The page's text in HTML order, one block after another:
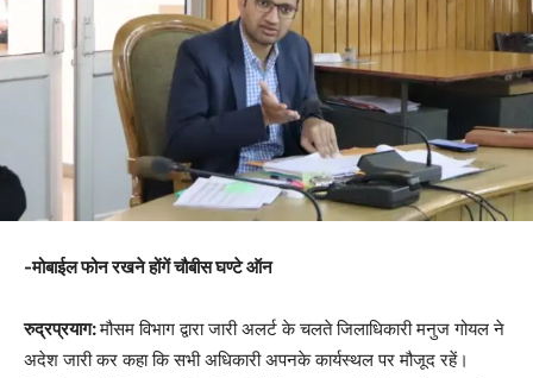
-मोबाईल फोन रखने होंगें चौबीस घण्टे ऑन
रुद्रप्रयाग:मौसम विभाग द्वारा जारी अलर्ट के चलते जिलाधिकारी मनुज गोयल ने
अदेश जारी कर कहा कि सभी अधिकारी अपनके कार्यस्थल पर मौजूद रहें।